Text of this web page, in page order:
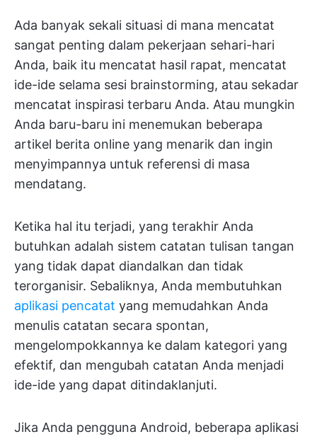
Ada banyak sekali situasi di mana mencatat
sangat penting dalam pekerjaan sehari-hari
Anda, baik itu mencatat hasil rapat, mencatat
ide-ide selama sesi brainstorming, atau sekadar
mencatat inspirasi terbaru Anda. Atau mungkin
Anda baru-baru ini menemukan beberapa
artikel berita online yang menarik dan ingin
menyimpannya untuk referensi di masa
mendatang.
Ketika hal itu terjadi, yang terakhir Anda
butuhkan adalah sistem catatan tulisan tangan
yang tidak dapat diandalkan dan tidak
terorganisir. Sebaliknya, Anda membutuhkan
aplikasi pencatat yang memudahkan Anda
menulis catatan secara spontan,
mengelompokkannya ke dalam kategori yang
efektif, dan mengubah catatan Anda menjadi
ide-ide yang dapat ditindaklanjuti.
Jika Anda pengguna Android, beberapa aplikasi